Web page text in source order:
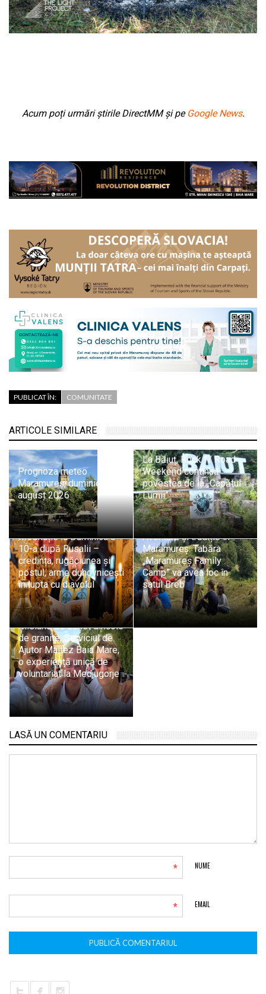
Acum poți urmări știrile DirectMM și pe Google News.
PUBLICAT ÎN: COMUNITATE
ARTICOLE SIMILARE
Prognoza meteo
Maramureș, duminică 9
august 2026
La Băiuț, Rock N’ Road
Weekend continuă
povestea de la „Capătul
Lumii”
Pr. Adrian Dobreanu:
Meditație la Duminica a
10-a după Rusalii –
credința, rugăciunea și
postul, arme duhovnicești
în lupta cu diavolul
Aventură și tradiție în
Maramureș: Tabăra
„Maramureș Family
Camp” va avea loc în
satul Breb
Misiune de suflet dincolo
de granițe: Serviciul de
Ajutor Maltez Baia Mare,
o experiență unică de
voluntariat la Medjugorje
LASĂ UN COMENTARIU
NUME
*
EMAIL
*